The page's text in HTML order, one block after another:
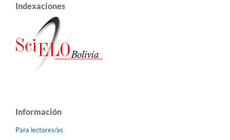
Indexaciones
Información
Para lectores/as